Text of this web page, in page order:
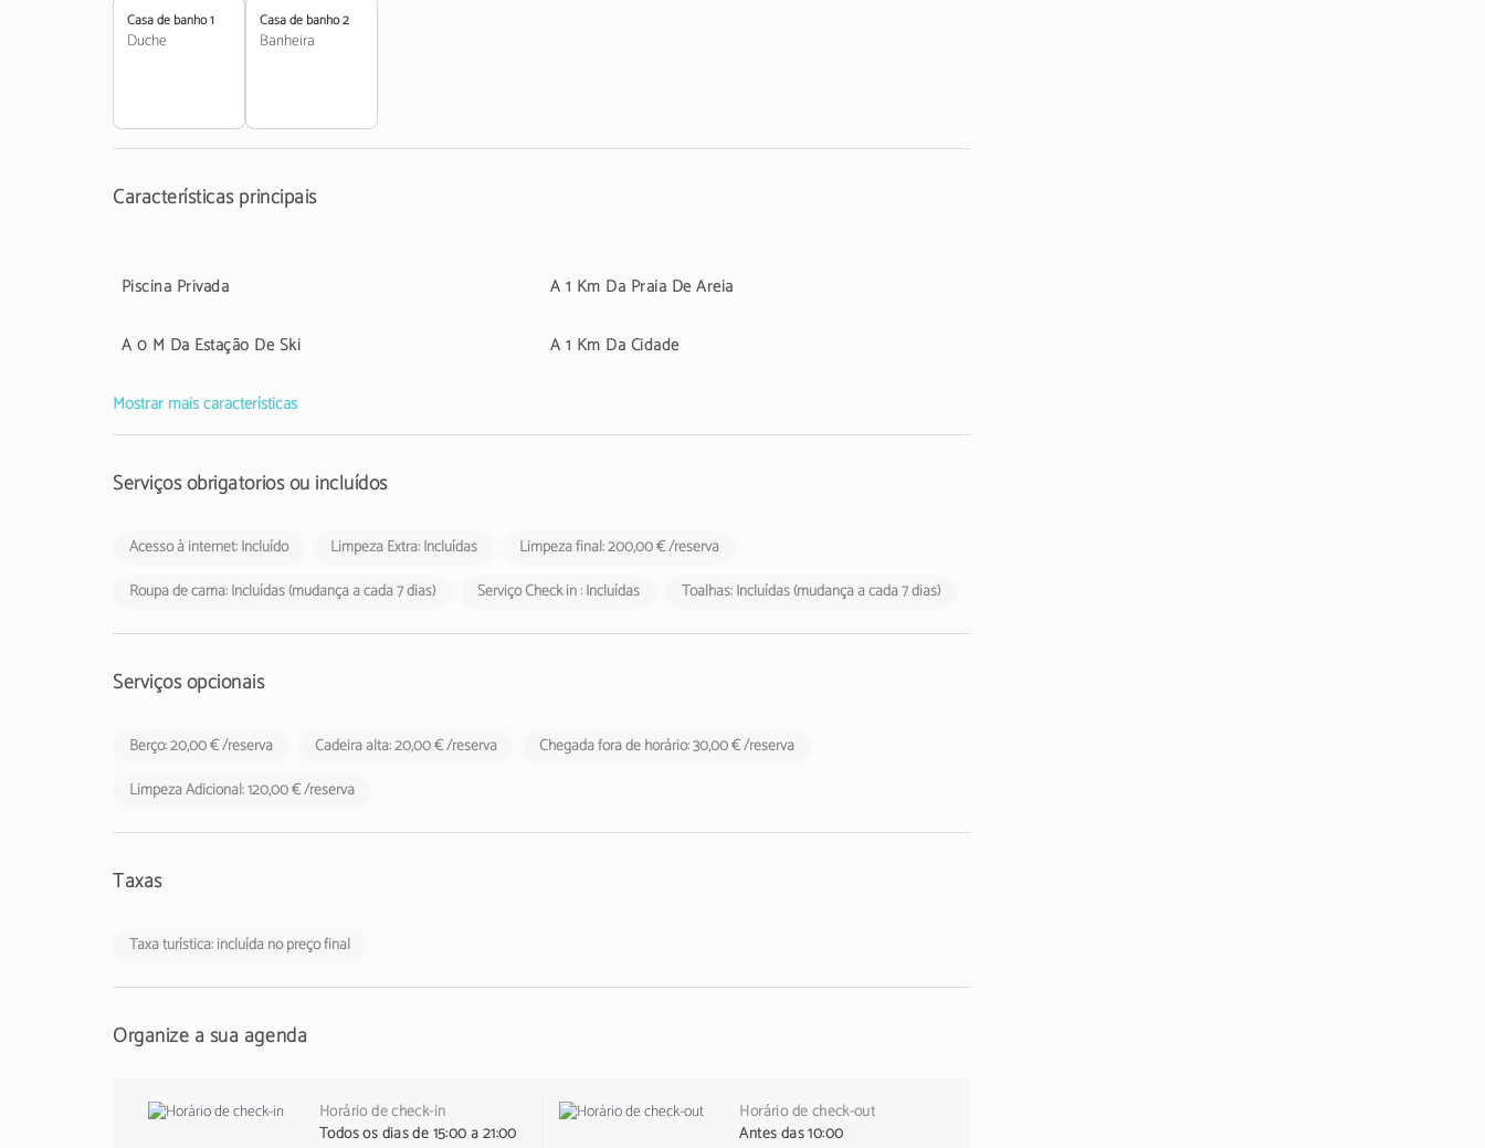
Casa de banho 1
Duche
Casa de banho 2
Banheira
Características principais
Piscina Privada A 1 Km Da Praia De Areia
A 0 M Da Estação De Ski A 1 Km Da Cidade
Mostrar mais características
Serviços obrigatórios ou incluídos
Acesso à internet: Incluído Limpeza Extra: Incluídas
Limpeza final: 200,00 € /reserva
Roupa de cama: Incluídas (mudança a cada 7 dias)
Serviço Check in : Incluídas Toalhas: Incluídas (mudança a cada 7 dias)
Serviços opcionais
Berço: 20,00 € /reserva Cadeira alta: 20,00 € /reserva
Chegada fora de horário: 30,00 € /reserva
Limpeza Adicional: 120,00 € /reserva
Taxas
Taxa turística: incluída no preço final
Organize a sua agenda
Horário de check-in
Todos os dias de 15:00 a 21:00
Horário de check-out
Antes das 10:00